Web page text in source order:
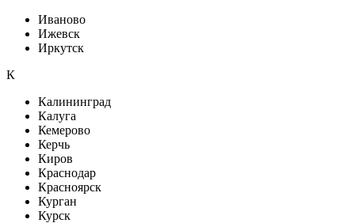
Иваново
Ижевск
Иркутск
К
Калининград
Калуга
Кемерово
Керчь
Киров
Краснодар
Красноярск
Курган
Курск